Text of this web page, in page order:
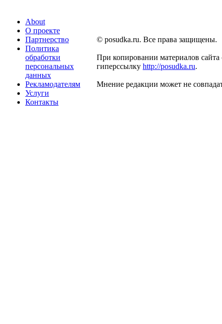
About
О проекте
Партнерство
Политика
обработки
персональных
данных
Рекламодателям
Услуги
Контакты
© posudka.ru. Все права защищены.
При копировании материалов сайта
гиперссылку http://posudka.ru.
Мнение редакции может не